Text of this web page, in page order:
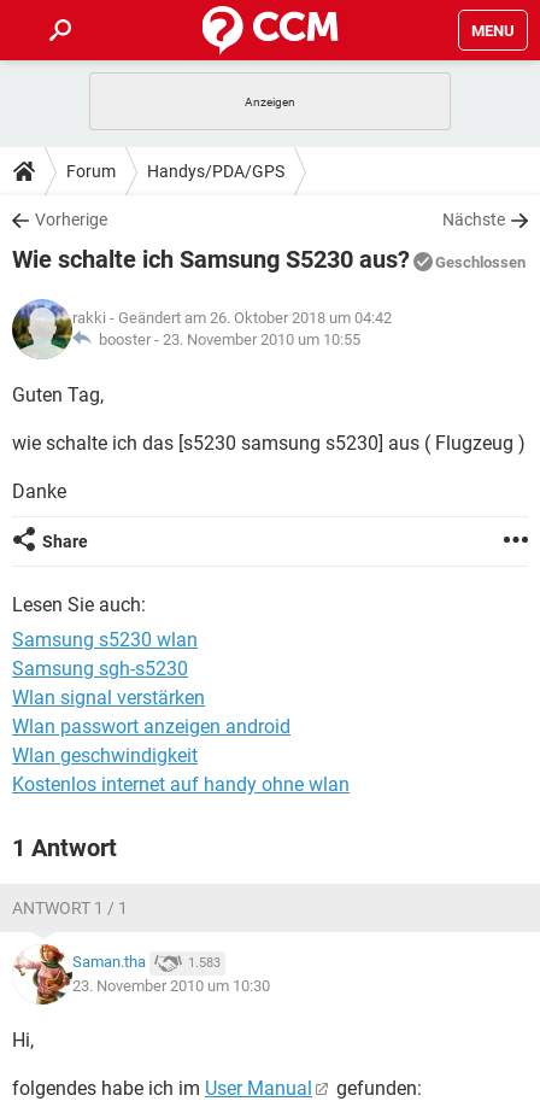
MENU
ANDROID IOS
WINDOWS 10
WHATSAPP TIKTOK
FACEBOOK
TIPPS & TRICKS
SPIELE STREAMING
WHATSAPP TIKTOK
FACEBOOK
DOWNLOADS
SPIELE STREAMING
ANDROID
WINDOWS 10 INSTAGRAM
WHATSAPP
SPIELE STREAMING
ANDROID
WINDOWS 10
WHATSAPP TIKTOK
FACEBOOK
LEXIKON
SPIELE
FACEBOOK
Forum Handys/PDA/GPS
Vorherige Nächste
Wie schalte ich Samsung S5230 aus? Geschlossen
rakki - Geändert am 26. Oktober 2018 um 04:42
booster - 23. November 2010 um 10:55
Guten Tag,
wie schalte ich das [s5230 samsung s5230] aus ( Flugzeug )
Danke
Share
Lesen Sie auch:
Samsung s5230 wlan
Samsung sgh-s5230
Wlan signal verstärken
Wlan passwort anzeigen android
Wlan geschwindigkeit
Kostenlos internet auf handy ohne wlan
1 Antwort
ANTWORT 1 / 1
Saman.tha 1.583
23. November 2010 um 10:30
Hi,
folgendes habe ich im User Manual gefunden: